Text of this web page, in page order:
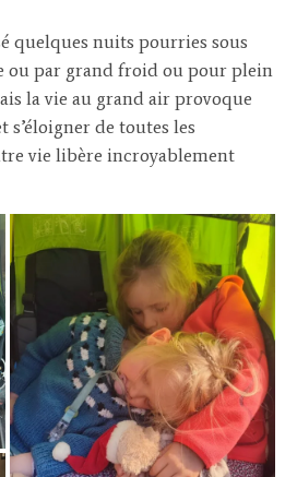
quelques nuits pourries sous
ou par grand froid ou pour plein
la vie au grand air provoque
s’éloigner de toutes les
vie libère incroyablement